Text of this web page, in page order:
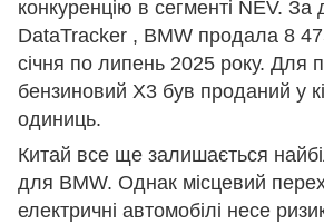
конкуренцію в сегменті NEV.
DataTracker , BMW продала 8
січня по липень 2025 року. Для
бензиновий X3 був проданий у
одиниць.
Китай все ще залишається
для BMW. Однак місцевий
електричні автомобілі несе